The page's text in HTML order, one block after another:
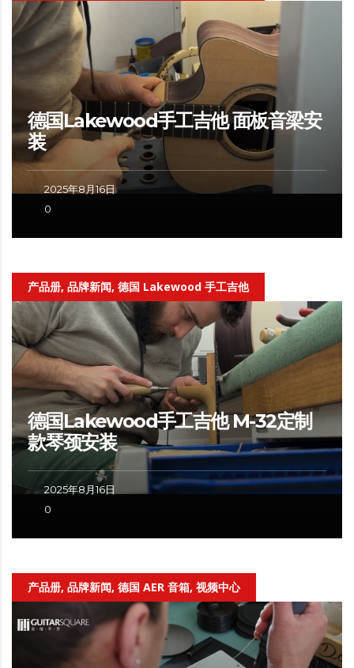
德国Lakewood手工吉他 面板音梁安
装
2025年8月16日
0
产品册, 品牌新闻, 德国 Lakewood 手工吉他
德国Lakewood手工吉他 M-32定制
款琴颈安装
2025年8月16日
0
产品册, 品牌新闻, 德国 AER 音箱, 视频中心